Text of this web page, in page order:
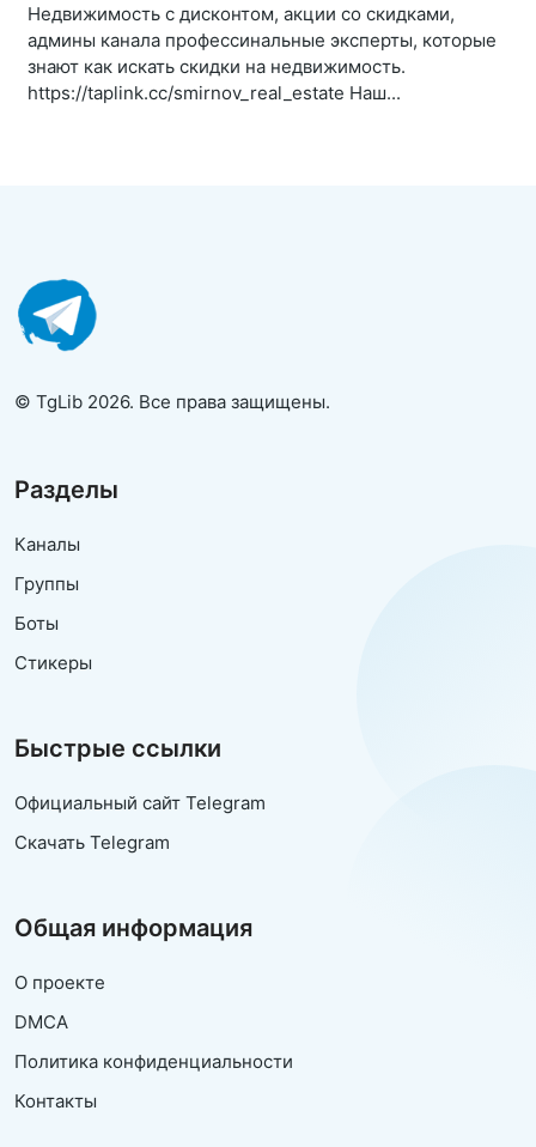
Недвижимость с дисконтом, акции со скидками,
админы канала профессинальные эксперты, которые
знают как искать скидки на недвижимость.
https://taplink.cc/smirnov_real_estate Наш...
© TgLib 2026. Все права защищены.
Разделы
Каналы
Группы
Боты
Стикеры
Быстрые ссылки
Официальный сайт Telegram
Скачать Telegram
Общая информация
О проекте
DMCA
Политика конфиденциальности
Контакты